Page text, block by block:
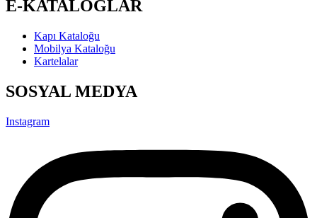
E-KATALOGLAR
Kapı Kataloğu
Mobilya Kataloğu
Kartelalar
SOSYAL MEDYA
Instagram